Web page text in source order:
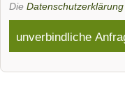
Die Datenschutzerklärung
unverbindliche